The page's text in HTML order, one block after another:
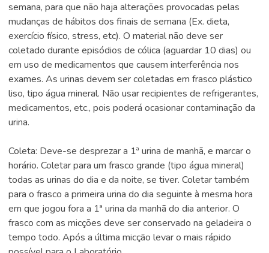
semana, para que não haja alterações provocadas pelas
mudanças de hábitos dos finais de semana (Ex. dieta,
exercício físico, stress, etc). O material não deve ser
coletado durante episódios de cólica (aguardar 10 dias) ou
em uso de medicamentos que causem interferência nos
exames. As urinas devem ser coletadas em frasco plástico
liso, tipo água mineral. Não usar recipientes de refrigerantes,
medicamentos, etc., pois poderá ocasionar contaminação da
urina.
Coleta: Deve-se desprezar a 1ª urina de manhã, e marcar o
horário. Coletar para um frasco grande (tipo água mineral)
todas as urinas do dia e da noite, se tiver. Coletar também
para o frasco a primeira urina do dia seguinte à mesma hora
em que jogou fora a 1ª urina da manhã do dia anterior. O
frasco com as micções deve ser conservado na geladeira o
tempo todo. Após a última micção levar o mais rápido